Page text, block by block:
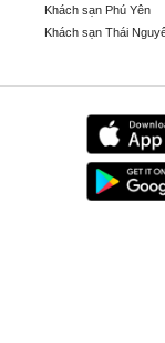
Khách sạn Phú Yên
Khách sạn Thái